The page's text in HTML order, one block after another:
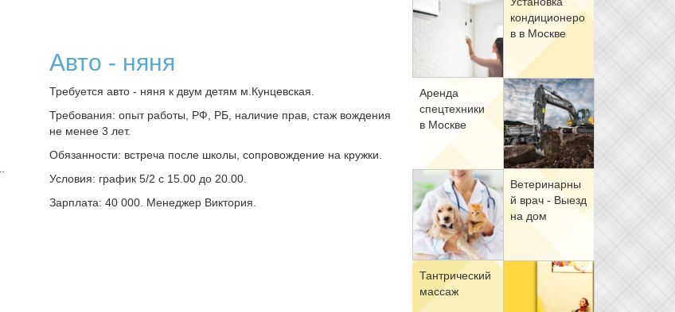
кон­ди­ци­о­не­ро
в в Москве
Арен­да
спец­тех­ни­ки
в Москве
Ве­те­ри­нар­ны
й врач - Вы­езд
на дом
Тан­три­че­ский
мас­саж
Авто - няня
Требуется авто - няня к двум детям м.Кунцевская.
Требования: опыт работы, РФ, РБ, наличие прав, стаж вождения
не менее 3 лет.
Обязанности: встреча после школы, сопровождение на кружки.
Условия: график 5/2 с 15.00 до 20.00.
Зарплата: 40 000. Менеджер Виктория.